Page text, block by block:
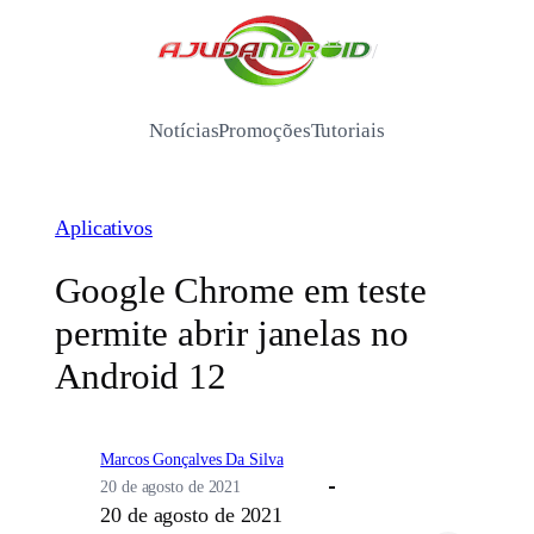
/
NotíciasPromoçõesTutoriais
Aplicativos
Google Chrome em teste
permite abrir janelas no
Android 12
Marcos Gonçalves Da Silva
20 de agosto de 2021
20 de agosto de 2021